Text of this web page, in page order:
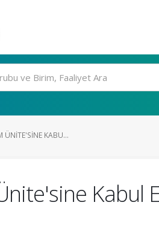
ÜNITE'SINE KABU...
Kabul